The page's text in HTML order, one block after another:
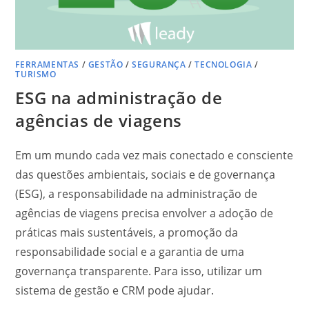
FERRAMENTAS / GESTÃO /SEGURANÇA /TECNOLOGIA /
TURISMO
ESG na administração de
agências de viagens
Em um mundo cada vez mais conectado e consciente
das questões ambientais, sociais e de governança
(ESG), a responsabilidade na administração de
agências de viagens precisa envolver a adoção de
práticas mais sustentáveis, a promoção da
responsabilidade social e a garantia de uma
governança transparente. Para isso, utilizar um
sistema de gestão e CRM pode ajudar.